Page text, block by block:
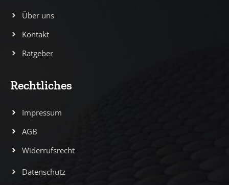
Über uns
Kontakt
Ratgeber
Rechtliches
Impressum
AGB
Widerrufsrecht
Datenschutz